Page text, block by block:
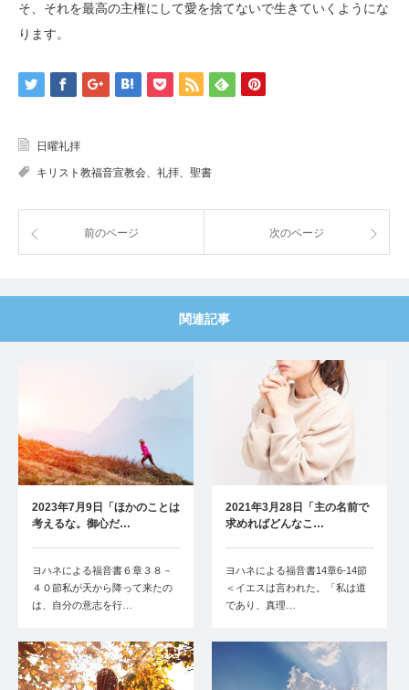
そ、それを最高の主権にして愛を捨てないで生きていくようにな
ります。
日曜礼拝
キリスト教福音宣教会、礼拝、聖書
前のページ 次のページ
関連記事
2023年7月9日「ほかのことは
考えるな。御心だ…
ヨハネによる福音書６章３８－
４０節私が天から降って来たの
は、自分の意志を行…
2021年3月28日「主の名前で
求めればどんなこ…
ヨハネによる福音書14章6-14節
＜イエスは言われた。「私は道
であり、真理…